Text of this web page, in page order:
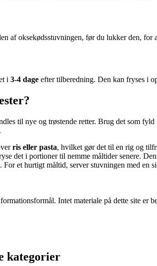
af oksekødsstuvningen, før du lukker den, for
i 3-4 dage efter tilberedning. Den kan fryses i
til nye og trøstende retter. Brug det som fyld
ris eller pasta, hvilket gør det til en rig og
det i portioner til nemme måltider senere.
et hurtigt måltid, server stuvningen med en
Intet materiale på dette site er
kategorier